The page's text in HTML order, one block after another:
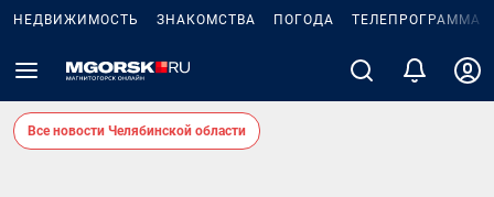
НЕДВИЖИМОСТЬ ЗНАКОМСТВА ПОГОДА ТЕЛЕПРОГРАММА
Все новости Челябинской области